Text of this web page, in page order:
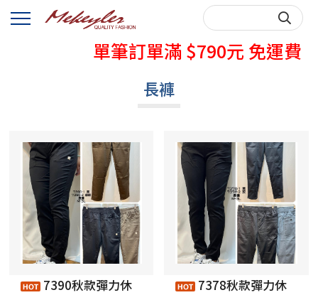
秋天牛仔褲熱賣中
單筆訂單滿 $790元 免運費
購買前，請先詳閱購物說明~
秋天牛仔褲熱賣中
購買前，請先詳閱購物說明~
長褲
7390秋款彈力休
7378秋款彈力休